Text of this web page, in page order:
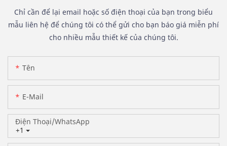
Chỉ cần để lại email hoặc số điện thoại của bạn trong biểu
mẫu liên hệ để chúng tôi có thể gửi cho bạn báo giá miễn phí
cho nhiều mẫu thiết kế của chúng tôi.
Tên
E-Mail
+1
Điện Thoại/WhatsApp